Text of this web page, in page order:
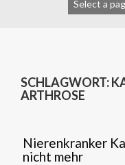
SCHLAGWORT:
ARTHROSE
Nierenkranker
nicht mehr